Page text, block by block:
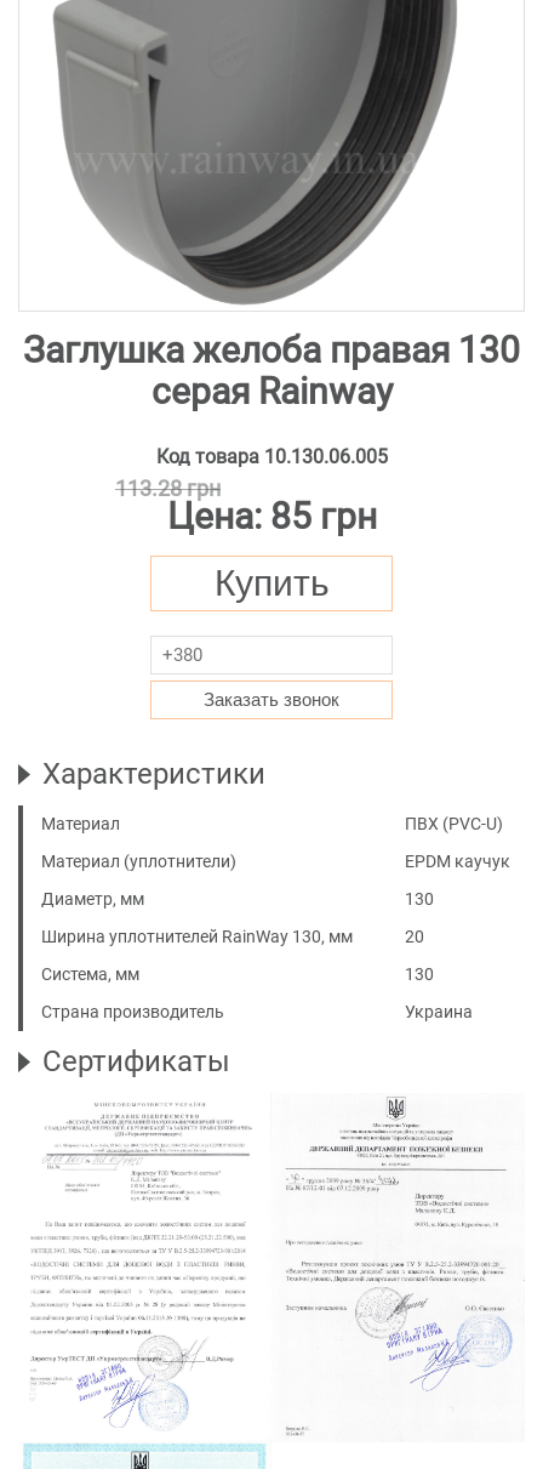
Заглушка желоба правая 130
серая Rainway
Код товара 10.130.06.005
Цена:
113.28 грн
85 грн
Купить
Заказать звонок
Характеристики
Материал
ПВХ (PVC-U)
Материал (уплотнители)
EPDM каучук
Диаметр, мм
130
Ширина уплотнителей RainWay 130, мм
20
Система, мм
130
Страна производитель
Украина
Сертификаты